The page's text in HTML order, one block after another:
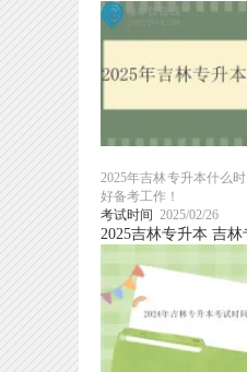
2025年吉林专升本什么
好备考工作！
考试时间 2025/02/26
2025吉林专升本 吉林